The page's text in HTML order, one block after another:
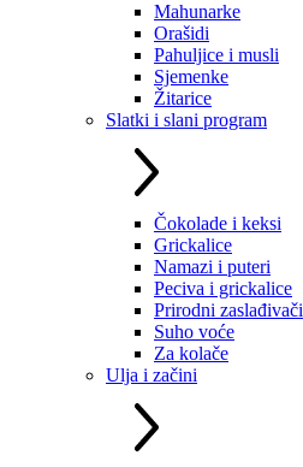
Mahunarke
Orašidi
Pahuljice i musli
Sjemenke
Žitarice
Slatki i slani program
Čokolade i keksi
Grickalice
Namazi i puteri
Peciva i grickalice
Prirodni zaslađivači
Suho voće
Za kolače
Ulja i začini